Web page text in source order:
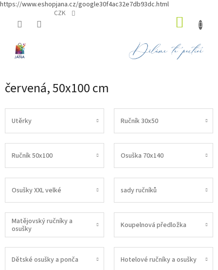
https://www.eshopjana.cz/google30f4ac32e7db93dc.html
CZK
červená, 50x100 cm
Utěrky Ručník 30x50
Ručník 50x100 Osuška 70x140
Osušky XXL velké sady ručníků
Matějovský ručníky a
osušky
Koupelnová předložka
Dětské osušky a ponča Hotelové ručníky a osušky